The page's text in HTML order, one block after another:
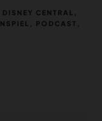
DISNEY CENTRAL
PODCAST